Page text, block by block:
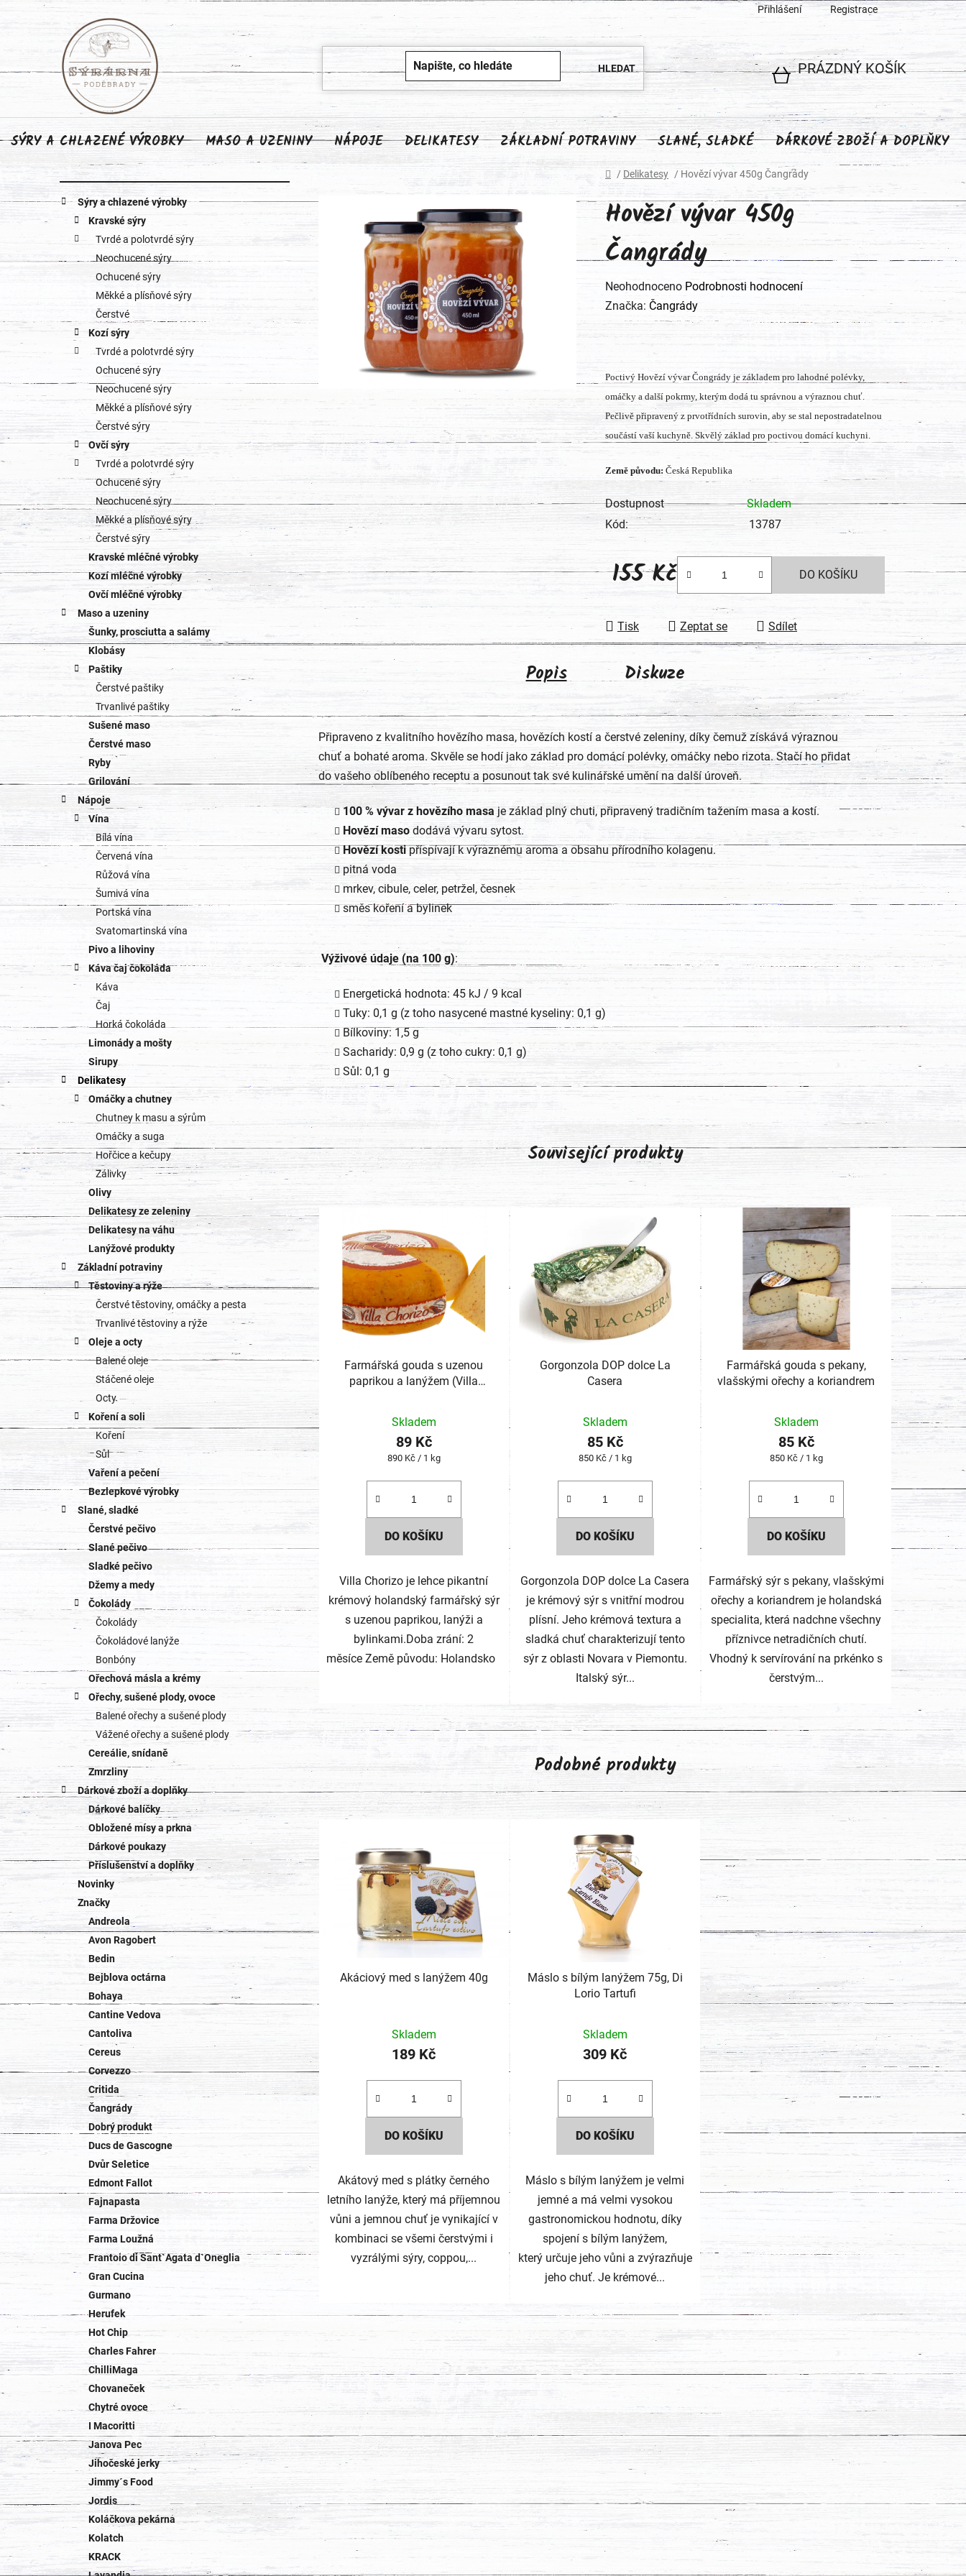
Přihlášení Registrace
NÁKUPNÍ
KOŠÍK
PRÁZDNÝ KOŠÍK
SÝRY A CHLAZENÉ VÝROBKY MASO A UZENINY NÁPOJE DELIKATESY ZÁKLADNÍ POTRAVINY SLANÉ, SLADKÉ DÁRKOVÉ ZBOŽÍ A DOPLŇKY
Domů
/ Delikatesy / Hovězí vývar 450g Čangrády
P
n
p
a
n
e
Přeskočit
kategorie
K
o
e
Sýry a chlazené výrobky
Kravské sýry
Tvrdé a polotvrdé sýry
Neochucené sýry
Ochucené sýry
Měkké a plísňové sýry
Čerstvé
Kozí sýry
Tvrdé a polotvrdé sýry
Ochucené sýry
Neochucené sýry
Měkké a plísňové sýry
Čerstvé sýry
Ovčí sýry
Tvrdé a polotvrdé sýry
Ochucené sýry
Neochucené sýry
Měkké a plísňové sýry
Čerstvé sýry
Kravské mléčné výrobky
Kozí mléčné výrobky
Ovčí mléčné výrobky
Maso a uzeniny
Šunky, prosciutta a salámy
Klobásy
Paštiky
Čerstvé paštiky
Trvanlivé paštiky
Sušené maso
Čerstvé maso
Ryby
Grilování
Nápoje
Vína
Bílá vína
Červená vína
Růžová vína
Šumivá vína
Portská vína
Svatomartinská vína
Pivo a lihoviny
Káva čaj čokoláda
Káva
Čaj
Horká čokoláda
Limonády a mošty
Sirupy
Delikatesy
Omáčky a chutney
Chutney k masu a sýrům
Omáčky a suga
Hořčice a kečupy
Zálivky
Olivy
Delikatesy ze zeleniny
Delikatesy na váhu
Lanýžové produkty
Základní potraviny
Těstoviny a rýže
Čerstvé těstoviny, omáčky a pesta
Trvanlivé těstoviny a rýže
Oleje a octy
Balené oleje
Stáčené oleje
Octy
Koření a soli
Koření
Sůl
Vaření a pečení
Bezlepkové výrobky
Slané, sladké
Čerstvé pečivo
Slané pečivo
Sladké pečivo
Džemy a medy
Čokolády
Čokolády
Čokoládové lanýže
Bonbóny
Ořechová másla a krémy
Ořechy, sušené plody, ovoce
Balené ořechy a sušené plody
Vážené ořechy a sušené plody
Cereálie, snídaně
Zmrzliny
Dárkové zboží a doplňky
Dárkové balíčky
Obložené mísy a prkna
Dárkové poukazy
Příslušenství a doplňky
Novinky
Značky
Andreola
Avon Ragobert
Bedin
Bejblova octárna
Bohaya
Cantine Vedova
Cantoliva
Cereus
Corvezzo
Critida
Čangrády
Dobrý produkt
Ducs de Gascogne
Dvůr Seletice
Edmont Fallot
Fajnapasta
Farma Držovice
Farma Loužná
Frantoio di Sant`Agata d`Oneglia
Gran Cucina
Gurmano
Herufek
Hot Chip
Charles Fahrer
ChilliMaga
Chovaneček
Chytré ovoce
I Macoritti
Janova Pec
Jihočeské jerky
Jimmy´s Food
Jordis
Koláčkova pekárna
Kolatch
KRACK
Hovězí vývar 450g
Čangrády
Průměrné
hodnocení
produktu
z
5
hvězdiček.
Neohodnoceno Podrobnosti hodnocení
Značka: Čangrády
Poctivý Hovězí vývar Čongrády je základem pro lahodné polévky,
omáčky a další pokrmy, kterým dodá tu správnou a výraznou chuť.
Pečlivě připravený z prvotřídních surovin, aby se stal nepostradatelnou
součástí vaší kuchyně. Skvělý základ pro poctivou domácí kuchyni.
Země původu: Česká Republika
Dostupnost
Skladem
Kód:
13787
155 Kč DO KOŠÍKU
Tisk Zeptat se Sdílet
Popis Diskuze
Připraveno z kvalitního hovězího masa, hovězích kostí a čerstvé zeleniny, díky čemuž získává výraznou
chuť a bohaté aroma. Skvěle se hodí jako základ pro domácí polévky, omáčky nebo rizota. Stačí ho přidat
do vašeho oblíbeného receptu a posunout tak své kulinářské umění na další úroveň.
100 % vývar z hovězího masa je základ plný chuti, připravený tradičním tažením masa a kostí.
Hovězí maso dodává vývaru sytost.
Hovězí kosti příspívají k výraznému aroma a obsahu přírodního kolagenu.
pitná voda
mrkev, cibule, celer, petržel, česnek
směs koření a bylinek
Výživové údaje (na 100 g):
Energetická hodnota: 45 kJ / 9 kcal
Tuky: 0,1 g (z toho nasycené mastné kyseliny: 0,1 g)
Bílkoviny: 1,5 g
Sacharidy: 0,9 g (z toho cukry: 0,1 g)
Sůl: 0,1 g
Související produkty
Farmářská gouda s uzenou
paprikou a lanýžem (Villa
Skladem
89 Kč
Měrná
890 Kč / 1 kg
DO KOŠÍKU
Villa Chorizo je lehce pikantní
krémový holandský farmářský sýr
s uzenou paprikou, lanýži a
bylinkami.Doba zrání: 2
měsíce Země původu: Holandsko
Gorgonzola DOP dolce La
Casera
hodnocení
produktu
z
5
Skladem
85 Kč
Měrná
850 Kč / 1 kg
DO KOŠÍKU
Gorgonzola DOP dolce La Casera
je krémový sýr s vnitřní modrou
plísní. Jeho krémová textura a
sladká chuť charakterizují tento
sýr z oblasti Novara v Piemontu.
Italský sýr...
Farmářská gouda s pekany,
vlašskými ořechy a koriandrem
Skladem
85 Kč
Měrná
850 Kč / 1 kg
DO KOŠÍKU
Farmářský sýr s pekany, vlašskými
ořechy a koriandrem je holandská
specialita, která nadchne všechny
příznivce netradičních chutí.
Vhodný k servírování na prkénko s
čerstvým...
Podobné produkty
Akáciový med s lanýžem 40g
Skladem
189 Kč
DO KOŠÍKU
Akátový med s plátky černého
letního lanýže, který má příjemnou
vůni a jemnou chuť je vynikající v
kombinaci se všemi čerstvými i
vyzrálými sýry, coppou,...
Máslo s bílým lanýžem 75g, Di
Lorio Tartufi
Skladem
309 Kč
DO KOŠÍKU
Máslo s bílým lanýžem je velmi
jemné a má velmi vysokou
gastronomickou hodnotu, díky
spojení s bílým lanýžem,
který určuje jeho vůni a zvýrazňuje
jeho chuť. Je krémové...